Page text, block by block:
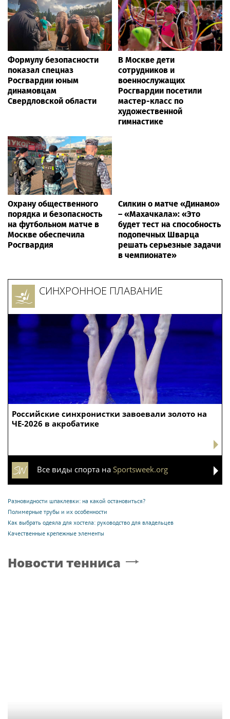
Формулу безопасности
показал спецназ
Росгвардии юным
динамовцам
Свердловской области
В Москве дети
сотрудников и
военнослужащих
Росгвардии посетили
мастер-класс по
художественной
гимнастике
Охрану общественного
порядка и безопасность
на футбольном матче в
Москве обеспечила
Росгвардия
Силкин о матче «Динамо»
– «Махачкала»: «Это
будет тест на способность
подопечных Шварца
решать серьезные задачи
в чемпионате»
Российские синхронистки завоевали золото на
ЧЕ-2026 в акробатике
СИНХРОННОЕ ПЛАВАНИЕ
Все виды спорта на Sportsweek.org
Разновидности шпаклевки: на какой остановиться?
Полимерные трубы и их особенности
Как выбрать одеяла для хостела: руководство для владельцев
Качественные крепежные элементы
Новости тенниса